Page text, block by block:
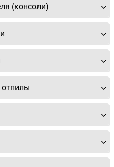
(консоли)
отпилы
мы Вам перезвоним.
не нужно!